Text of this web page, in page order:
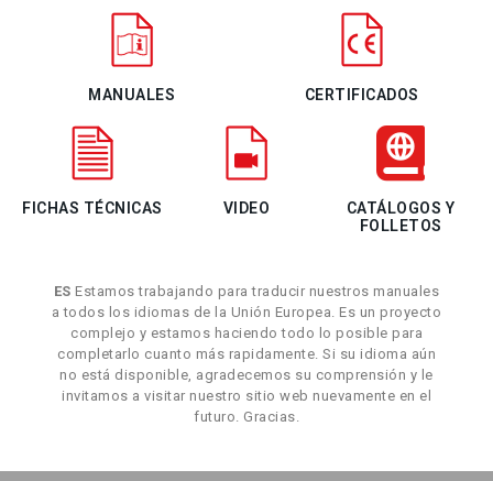
MANUALES CERTIFICADOS
FICHAS TÉCNICAS VIDEO
CATÁLOGOS Y
FOLLETOS
ES Estamos trabajando para traducir nuestros manuales
a todos los idiomas de la Unión Europea. Es un proyecto
complejo y estamos haciendo todo lo posible para
completarlo cuanto más rapidamente. Si su idioma aún
no está disponible, agradecemos su comprensión y le
invitamos a visitar nuestro sitio web nuevamente en el
futuro. Gracias.